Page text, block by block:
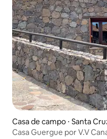
Casa de campo ⋅ Santa
Casa Guergue por V.V